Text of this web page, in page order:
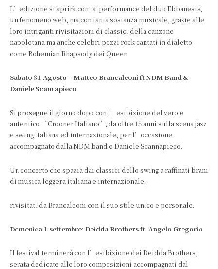
L’edizione si aprirà con la performance del duo Ebbanesis,
un fenomeno web, ma con tanta sostanza musicale, grazie alle
loro intriganti rivisitazioni di classici della canzone
napoletana ma anche celebri pezzi rock cantati in dialetto
come Bohemian Rhapsody dei Queen.
Sabato 31 Agosto – Matteo Brancaleoni ft NDM Band &
Daniele Scannapieco
Si prosegue il giorno dopo con l’esibizione del vero e
autentico “Crooner Italiano”, da oltre 15 anni sulla scena jazz
e swing italiana ed internazionale, per l’occasione
accompagnato dalla NDM band e Daniele Scannapieco.
Un concerto che spazia dai classici dello swing a raffinati brani
di musica leggera italiana e internazionale,
rivisitati da Brancaleoni con il suo stile unico e personale.
Domenica 1 settembre: Deidda Brothers ft. Angelo Gregorio
Il festival terminerà con l’esibizione dei Deidda Brothers,
serata dedicate alle loro composizioni accompagnati dal